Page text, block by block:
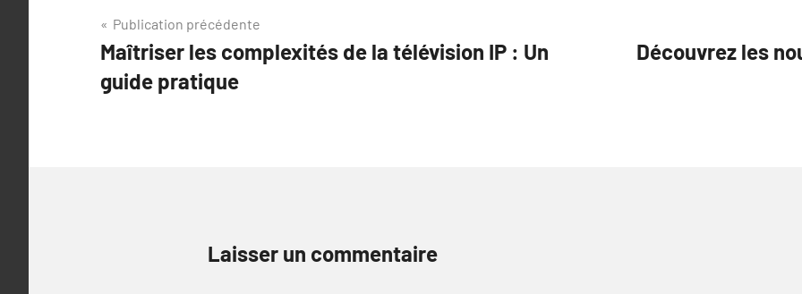
Navigation
de
l’article
Publication précédente
Maîtriser les complexités de la télévision IP : Un
guide pratique
Découvrez les
Laisser un commentaire